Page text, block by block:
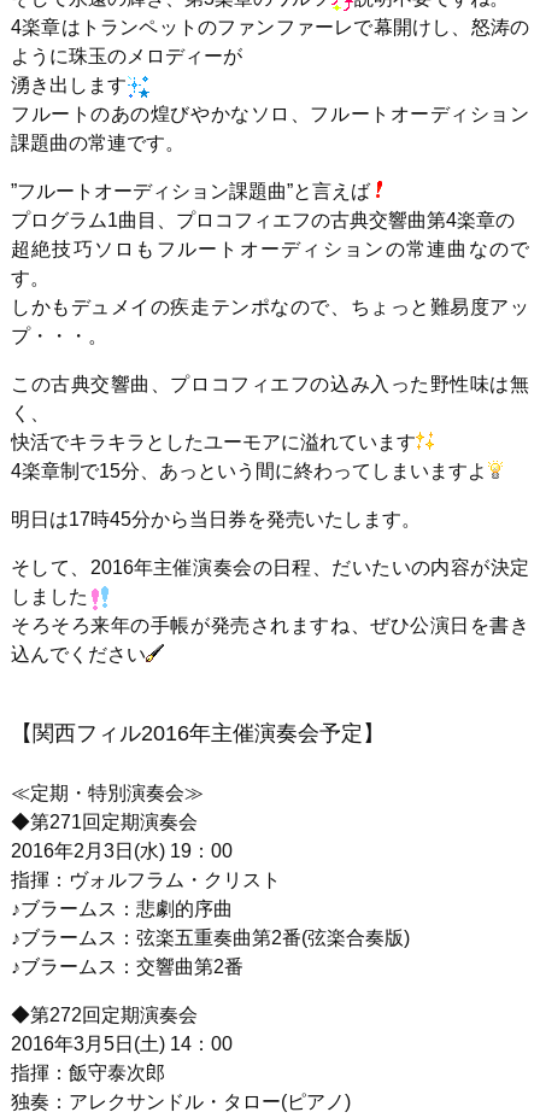
4楽章はトランペットのファンファーレで幕開けし、怒涛の
ように珠玉のメロディーが
湧き出します
フルートのあの煌びやかなソロ、フルートオーディション
課題曲の常連です。
”フルートオーディション課題曲”と言えば
プログラム1曲目、プロコフィエフの古典交響曲第4楽章の
超絶技巧ソロもフルートオーディションの常連曲なので
す。
しかもデュメイの疾走テンポなので、ちょっと難易度アッ
プ・・・。
この古典交響曲、プロコフィエフの込み入った野性味は無
く、
快活でキラキラとしたユーモアに溢れています
4楽章制で15分、あっという間に終わってしまいますよ
明日は17時45分から当日券を発売いたします。
そして、2016年主催演奏会の日程、だいたいの内容が決定
しました
そろそろ来年の手帳が発売されますね、ぜひ公演日を書き
込んでください
【関西フィル2016年主催演奏会予定】
≪定期・特別演奏会≫
◆第271回定期演奏会
2016年2月3日(水) 19：00
指揮：ヴォルフラム・クリスト
♪ブラームス：悲劇的序曲
♪ブラームス：弦楽五重奏曲第2番(弦楽合奏版)
♪ブラームス：交響曲第2番
◆第272回定期演奏会
2016年3月5日(土) 14：00
指揮：飯守泰次郎
独奏：アレクサンドル・タロー(ピアノ)